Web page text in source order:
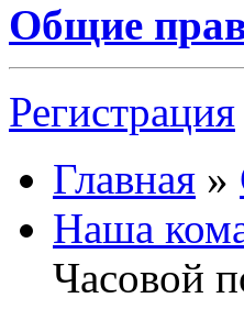
Общие
Регистрация
Главная »
Наша
Часовой